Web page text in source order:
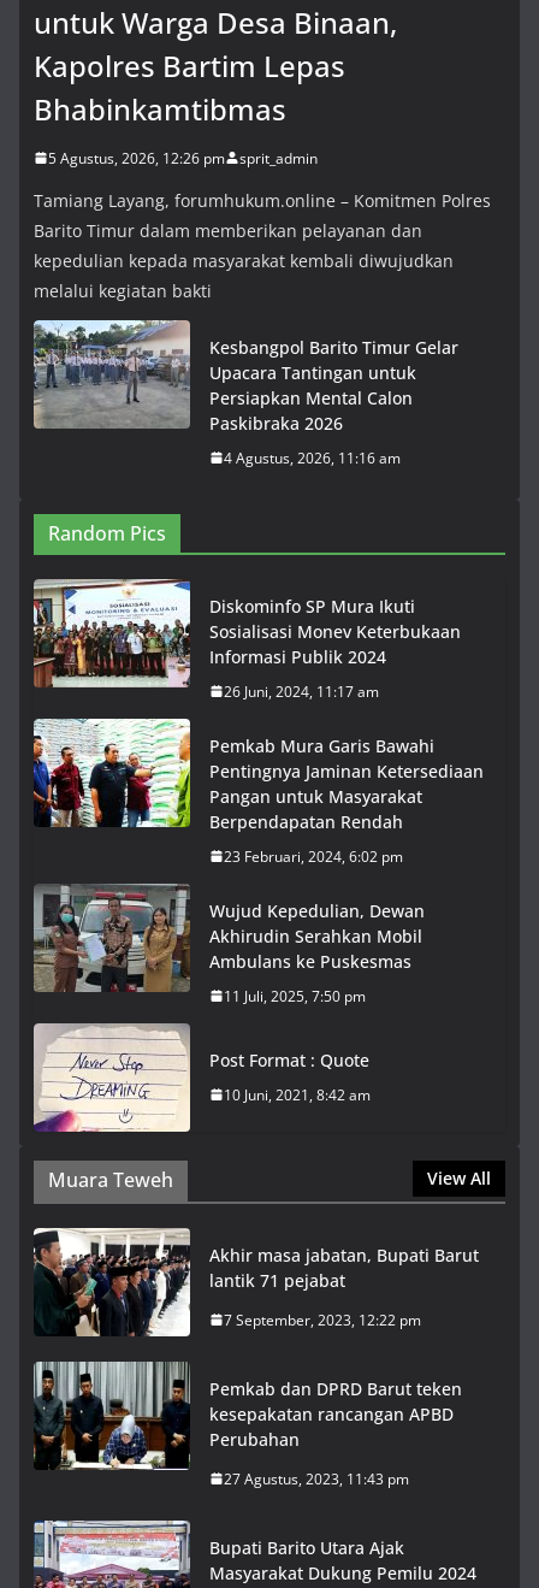
untuk Warga Desa Binaan,
Kapolres Bartim Lepas
Bhabinkamtibmas
5 Agustus, 2026, 12:26 pm sprit_admin
Tamiang Layang, forumhukum.online – Komitmen Polres
Barito Timur dalam memberikan pelayanan dan
kepedulian kepada masyarakat kembali diwujudkan
melalui kegiatan bakti
Kesbangpol Barito Timur Gelar
Upacara Tantingan untuk
Persiapkan Mental Calon
Paskibraka 2026
4 Agustus, 2026, 11:16 am
Random Pics
Diskominfo SP Mura Ikuti
Sosialisasi Monev Keterbukaan
Informasi Publik 2024
26 Juni, 2024, 11:17 am
Pemkab Mura Garis Bawahi
Pentingnya Jaminan Ketersediaan
Pangan untuk Masyarakat
Berpendapatan Rendah
23 Februari, 2024, 6:02 pm
Wujud Kepedulian, Dewan
Akhirudin Serahkan Mobil
Ambulans ke Puskesmas
11 Juli, 2025, 7:50 pm
Post Format : Quote
10 Juni, 2021, 8:42 am
Muara Teweh View All
Akhir masa jabatan, Bupati Barut
lantik 71 pejabat
7 September, 2023, 12:22 pm
Pemkab dan DPRD Barut teken
kesepakatan rancangan APBD
Perubahan
27 Agustus, 2023, 11:43 pm
Bupati Barito Utara Ajak
Masyarakat Dukung Pemilu 2024